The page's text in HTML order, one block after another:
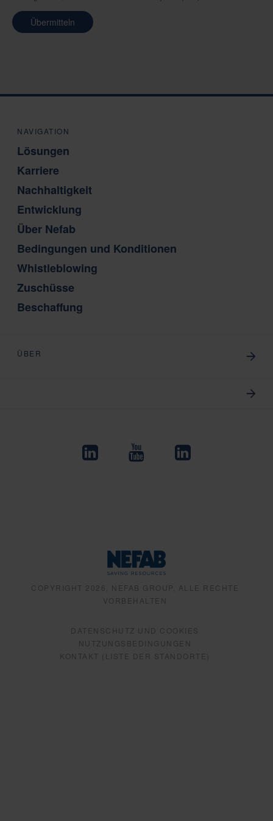
Übermitteln
NAVIGATION
Lösungen
Karriere
Nachhaltigkeit
Entwicklung
Über Nefab
Bedingungen und Konditionen
Whistleblowing
Zuschüsse
Beschaffung
ÜBER
COPYRIGHT 2026, NEFAB GROUP, ALLE RECHTE
VORBEHALTEN
DATENSCHUTZ UND COOKIES
NUTZUNGSBEDINGUNGEN
KONTAKT (LISTE DER STANDORTE)